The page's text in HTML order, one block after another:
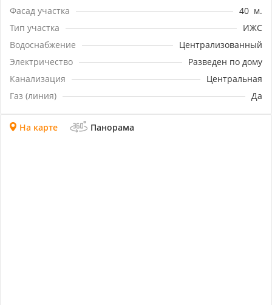
Фасад участка
40 м.
Тип участка
ИЖС
Водоснабжение
Централизованный
Электричество
Разведен по дому
Канализация
Центральная
Газ (линия)
Да
На карте Панорама